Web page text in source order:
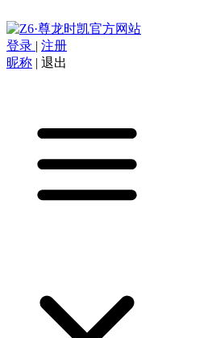
登录 | 注册
昵称 | 退出